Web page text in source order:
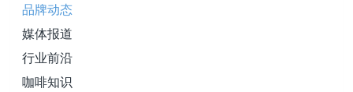
品牌动态
媒体报道
行业前沿
咖啡知识